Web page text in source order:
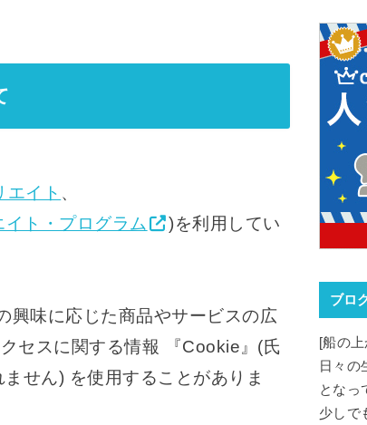
エイト 、
ト・プログラム
)を利用してい
興味に応じた商品やサービスの広
セスに関する情報 『Cookie』(氏
せん) を使用することがありま
ブロ
[船の
日々の
となっ
少しで